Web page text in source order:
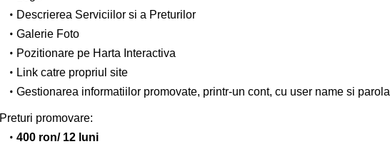
Descrierea Serviciilor si a Preturilor
Galerie Foto
Pozitionare pe Harta Interactiva
Link catre propriul site
Gestionarea informatiilor promovate, printr-un cont, cu user name si parola
Preturi promovare:
400 ron/ 12 luni